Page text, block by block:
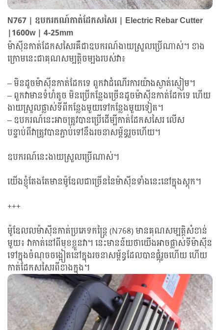
N767 | ឧបករកណ៍កាត់ដែកសសៃរ | Electric Rebar Cutter
|1600w | 4-25mm
ម៉ាស៊ីនកាត់ដែកសសៃរគឺជាឧបករណ៍ងាយស្រួលប្រើណាស់។ ខាង
ក្រោមនេះជាគុណសម្បត្តិចម្បងរបស់វា៖
– មិនដូចម៉ាស៊ីនកាត់ដែកទេ ពួកវាដំណើរការយ៉ាងស្ងាត់ស្ងៀម។
– ពួកវាមានទំហំតូច មិនប្រើកន្លែងច្រើនដូចម៉ាស៊ីនកាត់ដែកទេ ហើយ
ងាយស្រួលផ្លាស់ទីពីកន្លែងមួយទៅកន្លែងមួយទៀត។
– ឧបករណ៍នេះអាចត្រូវបានប្រើដើម្បីកាត់ដែកសសៃរ លើស
បន្ទាប់ពីវាត្រូវបានភ្ជាប់ទៅនឹងរចនាសម្ព័ន្ធរួចហើយ។
ឧបករណ៍នេះងាយស្រួលប្រើណាស់។
យើងខ្ញុំតែងតែមានម៉ូឌែលជាច្រើននៃម៉ាស៊ីនទាំងនេះនៅក្នុងស្តុក។
+++
ម៉ូឌែលលម៉ាស៊ីនកាត់ប្រភេទកន្ត្រៃ (N768) មានគុណសម្បត្តិសំខាន់
មួយ៖ វាកាត់នៅពីមុខខ្លួនវា។ នេះមានន័យថាយើងអាចផ្លាស់ទីម៉ាស៊ីន
ទៅក្នុងចំណុចចង្អៀតនៅក្នុងរចនាសម្ព័ន្ធដែលបានផ្គុំរួចហើយ ហើយ
កាត់ដែកសសៃរពីខាងក្នុង។